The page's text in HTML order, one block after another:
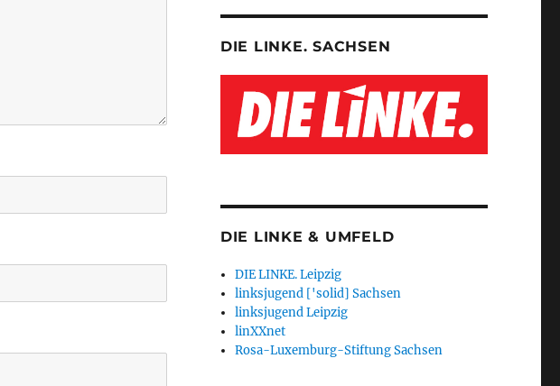
DIE LINKE. SACHSEN
DIE LINKE & UMFELD
DIE LINKE. Leipzig
linksjugend ['solid] Sachsen
linksjugend Leipzig
linXXnet
Rosa-Luxemburg-Stiftung Sachsen